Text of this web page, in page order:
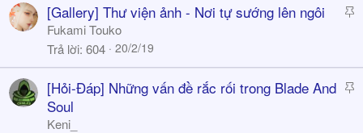
S
c
k
[Gallery] Thư viện ảnh - Nơi tự sướng lên ngôi
Fukami Touko
Trả lời 604 20/2/19
S
[Hỏi-Đáp] Những vấn đề rắc rối trong Blade And
Soul
Keni_